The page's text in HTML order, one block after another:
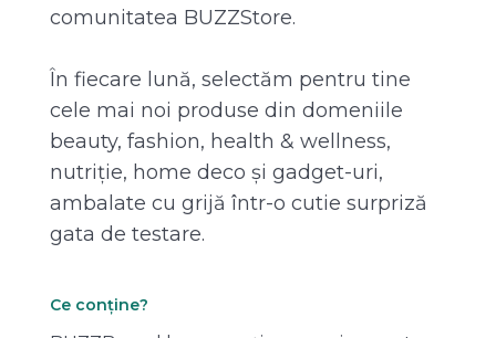
comunitatea BUZZStore.
În fiecare lună, selectăm pentru tine
cele mai noi produse din domeniile
beauty, fashion, health & wellness,
nutriție, home deco și gadget-uri,
ambalate cu grijă într-o cutie surpriză
gata de testare.
Ce conține?